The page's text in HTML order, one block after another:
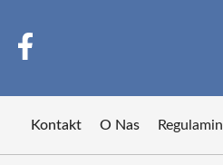
Kontakt O Nas Regulamin